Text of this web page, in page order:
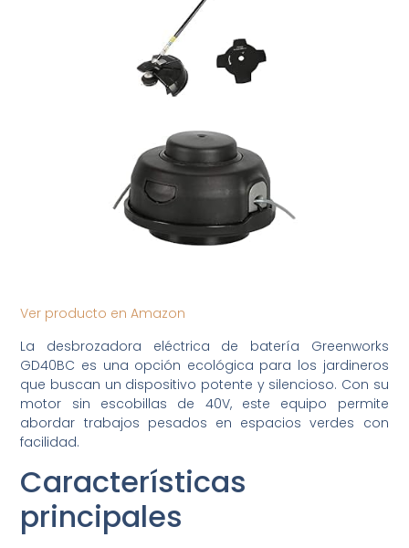
Ver producto en Amazon
La desbrozadora eléctrica de batería Greenworks
GD40BC es una opción ecológica para los jardineros
que buscan un dispositivo potente y silencioso. Con su
motor sin escobillas de 40V, este equipo permite
abordar trabajos pesados en espacios verdes con
facilidad.
Características
principales